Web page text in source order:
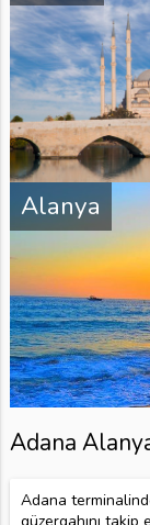
Alanya
Adana
Adana
güzergahını